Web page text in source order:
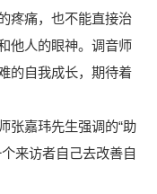
疼痛，也不能直接治
他人的眼神。调音师
的自我成长，期待着
张嘉玮先生强调的“助
来访者自己去改善自